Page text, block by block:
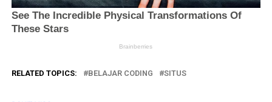
RELATED TOPICS: BELAJAR CODING SITUS